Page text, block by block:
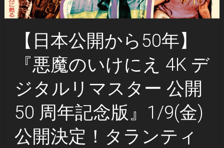
【日本公開から50年】
『悪魔のいけにえ 4K デ
ジタルリマスター 公開
50 周年記念版』1/9(金)
公開決定！タランティ